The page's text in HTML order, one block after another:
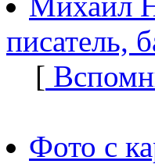
писатель,
[
Фото с